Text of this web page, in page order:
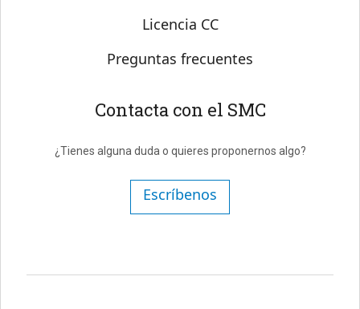
Licencia CC
Preguntas frecuentes
Contacta con el SMC
¿Tienes alguna duda o quieres proponernos algo?
Escríbenos